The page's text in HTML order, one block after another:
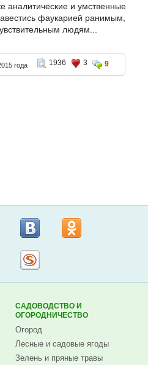
аналитические и умственные
фаукарией ранимым,
людям...
года 1936 3 9
САДОВОДСТВО И
ОГОРОДНИЧЕСТВО
Огород
Лесные и садовые ягоды
Зелень и пряные травы